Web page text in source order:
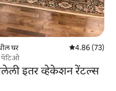
घर 5 पैकी 4.86
4.86 (73)
पॅटिओ
इतर व्हेकेशन रेंटल्स